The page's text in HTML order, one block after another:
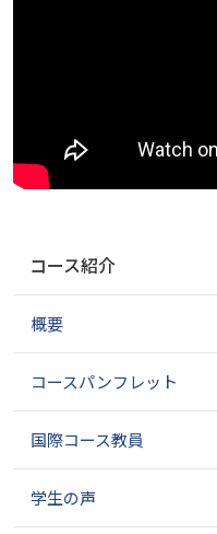
ゲ
シ
ン
コース紹介
概要
コースパンフレット
国際コース教員
学生の声